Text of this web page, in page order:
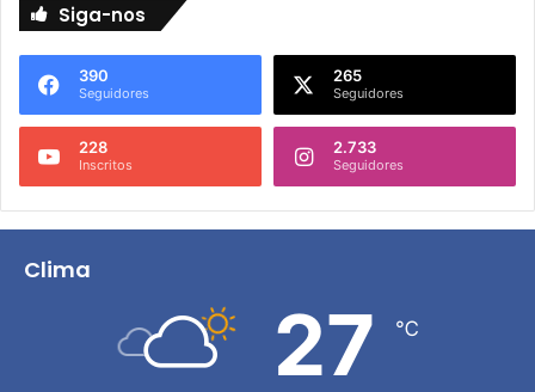
Siga-nos
390
Seguidores
265
Seguidores
228
Inscritos
2.733
Seguidores
Clima
27 ℃